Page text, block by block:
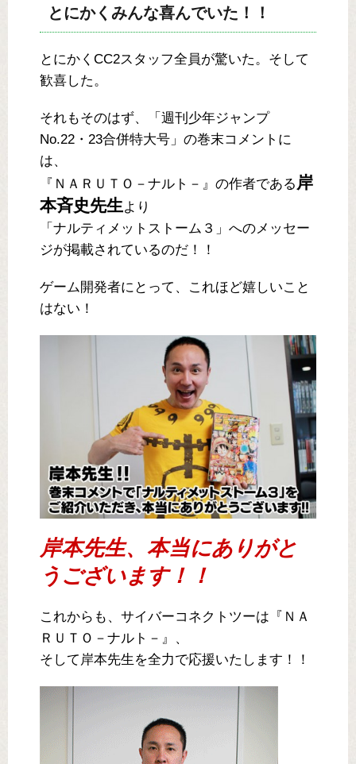
とにかくみんな喜んでいた！！
とにかくCC2スタッフ全員が驚いた。そして
歓喜した。
それもそのはず、「週刊少年ジャンプ
No.22・23合併特大号」の巻末コメントに
は、
『ＮＡＲＵＴＯ－ナルト－』の作者である 岸
本斉史先生より
「ナルティメットストーム３」へのメッセー
ジが掲載されているのだ！！
ゲーム開発者にとって、これほど嬉しいこと
はない！
岸本先生、本当にありがと
うございます！！
これからも、サイバーコネクトツーは『ＮＡ
ＲＵＴＯ－ナルト－』、
そして岸本先生を全力で応援いたします！！